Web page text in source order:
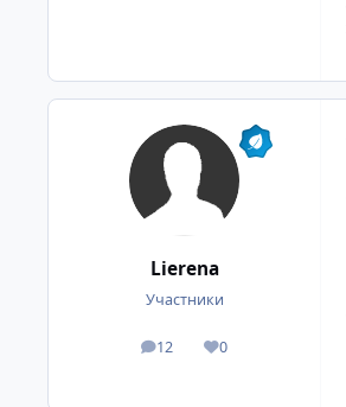
Lierena
Участники
12
посты 0
Репутация